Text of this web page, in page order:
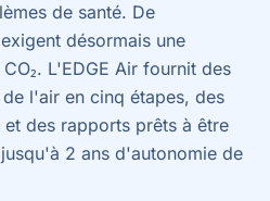
de santé. De
désormais une
L'EDGE Air fournit des
l'air en cinq étapes, des
et des rapports prêts à être
2 ans d'autonomie de